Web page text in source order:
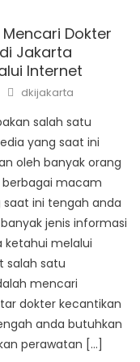
Dokter
Jakarta
Internet
Author
dkijakarta
salah satu
yang saat ini
oleh banyak orang
macam
ini tengah anda
jenis informasi
ketahui melalui
salah satu
mencari
dokter kecantikan
anda butuhkan
perawatan […]